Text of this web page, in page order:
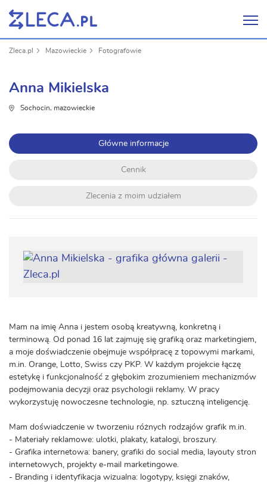
Zleca.pl Mazowieckie Fotografowie
Anna Mikielska
Sochocin, mazowieckie
Główne informacje
Cennik
Zlecenia z moim udziałem
Mam na imię Anna i jestem osobą kreatywną, konkretną i
terminową. Od ponad 16 lat zajmuję się grafiką oraz marketingiem,
a moje doświadczenie obejmuje współpracę z topowymi markami,
m.in. Orange, Lotto, Swiss czy PKP. W każdym projekcie łączę
estetykę i funkcjonalność z głębokim zrozumieniem mechanizmów
podejmowania decyzji oraz psychologii reklamy. W pracy
wykorzystuję nowoczesne technologie, np. sztuczną inteligencję.
Mam doświadczenie w tworzeniu różnych rodzajów grafik m.in.
- Materiały reklamowe: ulotki, plakaty, katalogi, broszury.
- Grafika internetowa: banery, grafiki do social media, layouty stron
internetowych, projekty e-mail marketingowe.
- Branding i identyfikacja wizualna: logotypy, księgi znaków,